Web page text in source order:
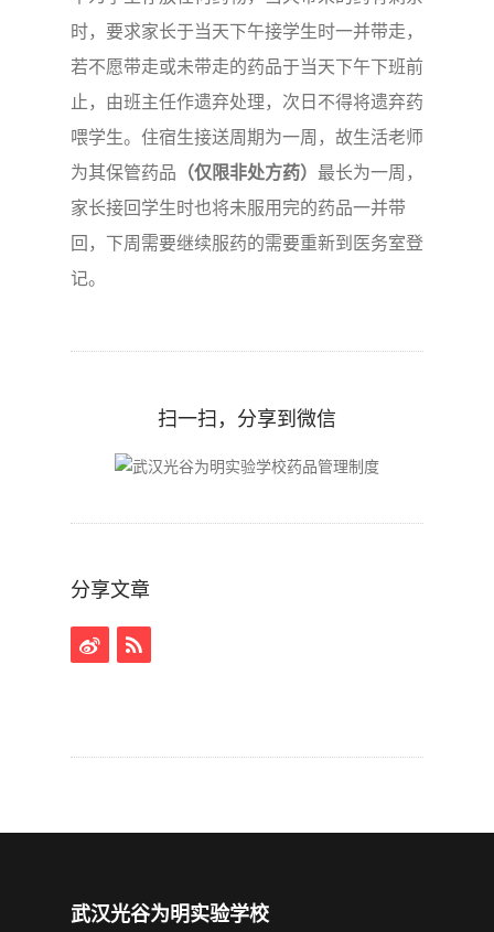
时，要求家长于当天下午接学生时一并带走，
若不愿带走或未带走的药品于当天下午下班前
止，由班主任作遗弃处理，次日不得将遗弃药
喂学生。住宿生接送周期为一周，故生活老师
为其保管药品 （仅限非处方药） 最长为一周，
家长接回学生时也将未服用完的药品一并带
回，下周需要继续服药的需要重新到医务室登
记。
扫一扫，分享到微信
分享文章
武汉光谷为明实验学校